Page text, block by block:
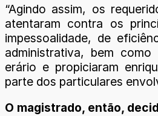
“Agindo assim, os
atentaram contra os
impessoalidade, de
administrativa, bem
erário e propiciaram
parte dos particulares
O magistrado, então,